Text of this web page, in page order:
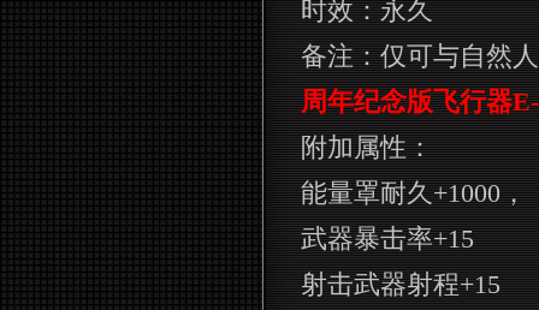
时效：永久
备注：仅可与自然
周年纪念版飞行器E-
附加属性：
能量罩耐久+1000，
武器暴击率+15
射击武器射程+15